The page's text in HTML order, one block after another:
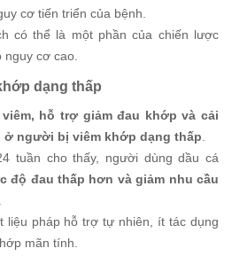
cơ tiến triển của bệnh.
có thể là một phần của chiến lược
cơ cao.
dạng thấp
viêm, hỗ trợ giảm đau khớp và cải
ở người bị viêm khớp dạng thấp
tuần cho thấy, người dùng dầu cá
độ đau thấp hơn và giảm nhu cầu
liệu pháp hỗ trợ tự nhiên, ít tác dụng
mãn tính.